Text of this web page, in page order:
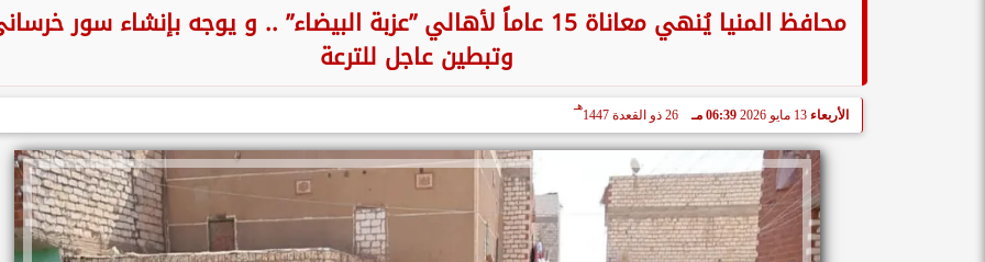
محافظ المنيا يُنهي معاناة 15 عاماً لأهالي ”عزبة البيضاء” .. و يوجه بإنشاء سور
وتبطين عاجل للترعة
الأربعاء 13 مايو 2026 06:39 مـ 26 ذو القعدة 1447
هـ